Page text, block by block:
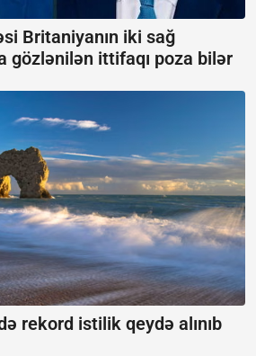
Britaniyanın iki sağ
gözlənilən ittifaqı poza bilər
rekord istilik qeydə alınıb